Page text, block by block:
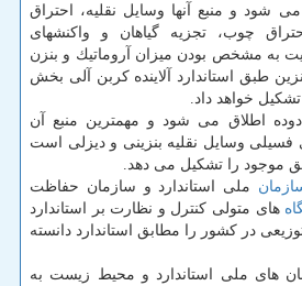
شود و منبع آنها وسایل نقلیه، احتراق
چوب، تجزیه گیاهان و واكنشهای
به مشخص بودن میزان آروماتیك و بنزن
طبق استاندارد آلاینده كربن آلی بخش
خواهد داد.
اطلاق می شود و مهمترین منبع آن
وسایل نقلیه بنزینی و دیزلی است
موجود را تشكیل می دهد.
ملی استاندارد و سازمان حفاظت
های متولی كنترل و نظارت بر استاندارد
در كشور را مطابق استاندارد دانسته
های ملی استاندارد و محیط زیست به